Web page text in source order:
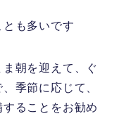
も多いです
朝を迎えて、ぐ
季節に応じて、
ることをお勧め